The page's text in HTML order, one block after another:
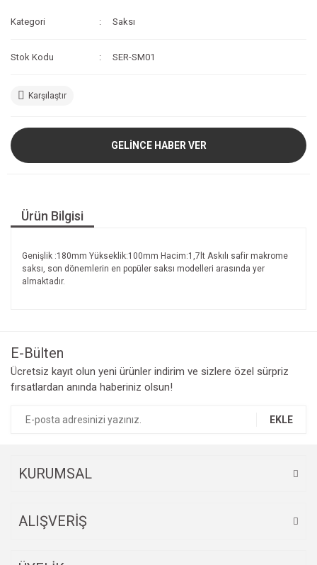
Kategori Saksı
Stok Kodu SER-SM01
Karşılaştır
GELİNCE HABER VER
Ürün Bilgisi
Genişlik :180mm Yükseklik:100mm Hacim:1,7lt Askılı safir makrome
saksı, son dönemlerin en popüler saksı modelleri arasında yer
almaktadır.
E-Bülten
Ücretsiz kayıt olun yeni ürünler indirim ve sizlere özel sürpriz
fırsatlardan anında haberiniz olsun!
EKLE
KURUMSAL
ALIŞVERİŞ